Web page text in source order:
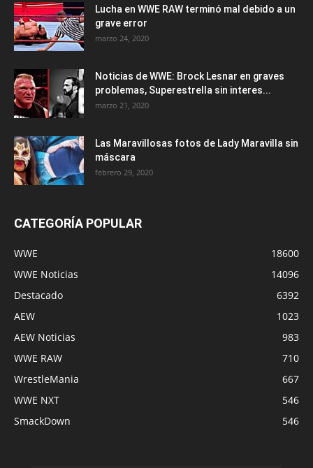
Lucha en WWE RAW terminó mal debido a un
grave error
marzo 24, 2020
Noticias de WWE: Brock Lesnar en graves
problemas, Superestrella sin interes...
marzo 21, 2020
Las Maravillosas fotos de Lady Maravilla sin
máscara
febrero 29, 2020
CATEGORÍA POPULAR
WWE
18600
WWE Noticias
14096
Destacado
6392
AEW
1023
AEW Noticias
983
WWE RAW
710
WrestleMania
667
WWE NXT
546
SmackDown
546